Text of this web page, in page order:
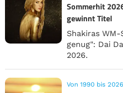
Sommerhit
gewinnt Titel
Shakiras
genug": Dai
2026.
Von 1990 bis 2026